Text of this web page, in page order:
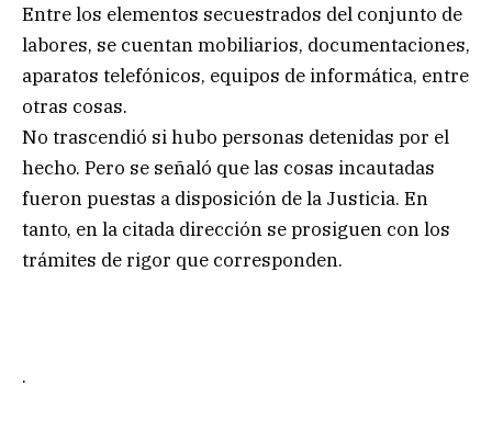
Entre los elementos secuestrados del conjunto de
labores, se cuentan mobiliarios, documentaciones,
aparatos telefónicos, equipos de informática, entre
otras cosas.
No trascendió si hubo personas detenidas por el
hecho. Pero se señaló que las cosas incautadas
fueron puestas a disposición de la Justicia. En
tanto, en la citada dirección se prosiguen con los
trámites de rigor que corresponden.
.